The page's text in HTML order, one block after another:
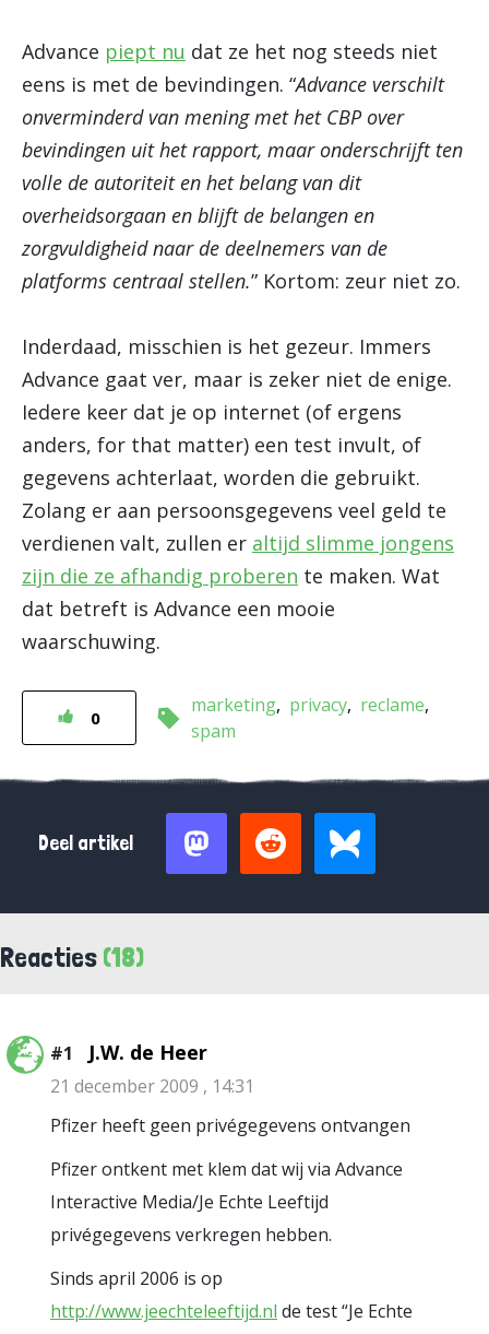
Advance piept nu dat ze het nog steeds niet
eens is met de bevindingen. “Advance verschilt
onverminderd van mening met het CBP over
bevindingen uit het rapport, maar onderschrijft ten
volle de autoriteit en het belang van dit
overheidsorgaan en blijft de belangen en
zorgvuldigheid naar de deelnemers van de
platforms centraal stellen.” Kortom: zeur niet zo.
Inderdaad, misschien is het gezeur. Immers
Advance gaat ver, maar is zeker niet de enige.
Iedere keer dat je op internet (of ergens
anders, for that matter) een test invult, of
gegevens achterlaat, worden die gebruikt.
Zolang er aan persoonsgegevens veel geld te
verdienen valt, zullen er altijd slimme jongens
zijn die ze afhandig proberen te maken. Wat
dat betreft is Advance een mooie
waarschuwing.
0
marketing privacy reclame
spam
Deel artikel
Reacties (18)
#1 J.W. de Heer
21 december 2009 , 14:31
Pfizer heeft geen privégegevens ontvangen
Pfizer ontkent met klem dat wij via Advance
Interactive Media/Je Echte Leeftijd
privégegevens verkregen hebben.
Sinds april 2006 is op
http://www.jeechteleeftijd.nl de test “Je Echte